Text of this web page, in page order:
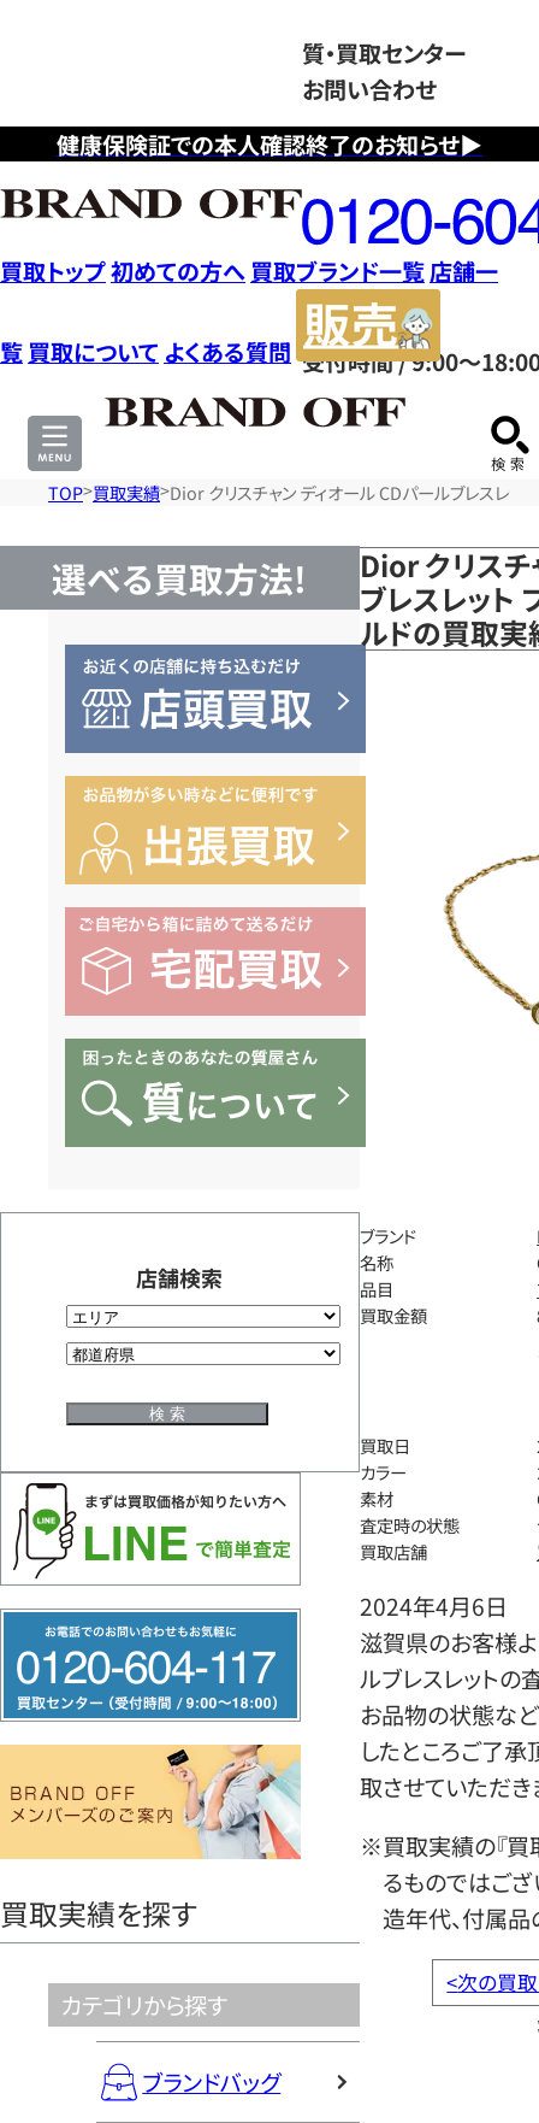
健康保険証での本人確認終了のお知らせ▶
質・買取センター
お問い合わせ
フ
リ
ー
ダ
イ
ヤ
ル
0120604117
受付時間 / 9:00～
買取トップ初めての方へ 買取ブランド一覧店舗一
覧 買取について よくある質問
サ
TOP 買取実績 Dior クリスチャン ディオール CDパールブレスレッ
選べる買取方法!
店舗検索
リ
ー
ヤ
買取実績を探す
カテゴリから探す
ブランドバッグ
Dior クリスチ
ブレスレット
ルドの買取実
ブランド
名称
品目
買取金額
買取日
カラー
素材
査定時の状態
買取店舗
2024年4月6日
滋賀県のお客様よ
ルブレスレットの
お品物の状態など
したところご了
取させていただき
※買取実績の『買
るものではござ
造年代、付属品
<次の買